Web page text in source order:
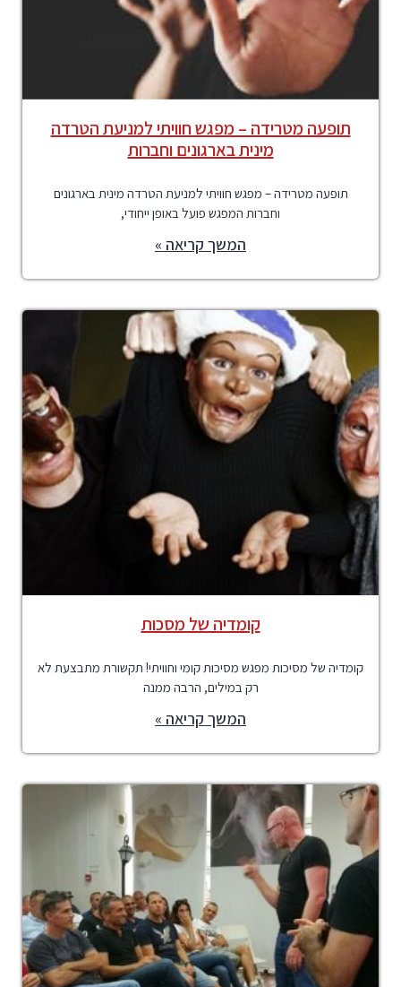
תופעה מטרידה – מפגש חוויתי למניעת הטרדה
מינית בארגונים וחברות
תופעה מטרידה – מפגש חוויתי למניעת הטרדה מינית בארגונים
וחברות המפגש פועל באופן ייחודי,
המשך קריאה »
קומדיה של מסכות
קומדיה של מסיכות מפגש מסיכות קומי וחוויתי! תקשורת מתבצעת לא
רק במילים, הרבה ממנה
המשך קריאה »